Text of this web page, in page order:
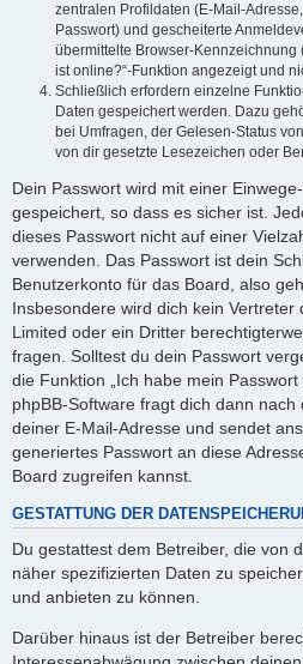
zentralen Profildaten (E-Mail-
Passwort) und gescheiterte
übermittelte Browser-Kennzeichnung
ist online?“-Funktion angezeigt und
Schließlich erfordern einzelne
Daten gespeichert werden. Dazu
bei Umfragen, der Gelesen-Status
von dir gesetzte Lesezeichen oder
Dein Passwort wird mit einer
gespeichert, so dass es sicher ist.
dieses Passwort nicht auf einer
verwenden. Das Passwort ist dein
Benutzerkonto für das Board, also
Insbesondere wird dich kein Vertreter
Limited oder ein Dritter
fragen. Solltest du dein Passwort
die Funktion „Ich habe mein
phpBB-Software fragt dich dann
deiner E-Mail-Adresse und sendet
generiertes Passwort an diese
Board zugreifen kannst.
GESTATTUNG DER
Du gestattest dem Betreiber, die von
näher spezifizierten Daten zu
und anbieten zu können.
Darüber hinaus ist der Betreiber